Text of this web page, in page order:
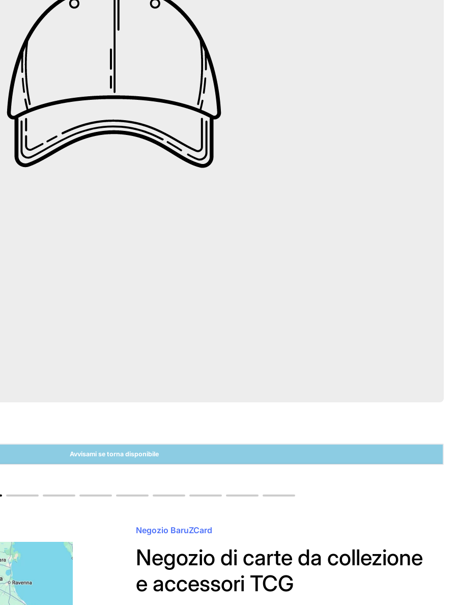
Avvisami se torna disponibile
Negozio BaruZCard
Negozio di carte da collezione
e accessori TCG